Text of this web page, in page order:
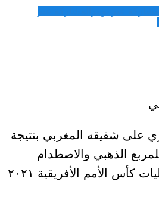
على شقيقه المغربي بنتيجة
الذهبي والاصطدام
بالكاميرون ضمن فعاليات كأس الأمم الأفريقية ٢٠٢١